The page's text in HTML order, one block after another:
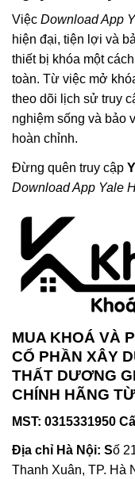
Việc Download App
hiện đại, tiện lợi và
thiết bị khóa một
toàn. Từ việc mở
theo dõi lịch sử truy
nghiệm sống và bảo
hoàn chỉnh.
Đừng quên truy cập
Download App Yale
MUA KHOÁ VÀ
CỔ PHẦN XÂY
THẤT DƯƠNG
CHÍNH HÃNG
MST: 0315331950
Địa chỉ Hà Nội: Số
Thanh Xuân, TP. Hà